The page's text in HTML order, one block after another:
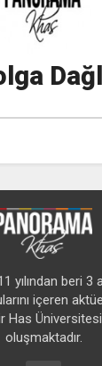
yılından beri 3
içeren
Has
oluşmaktadır.